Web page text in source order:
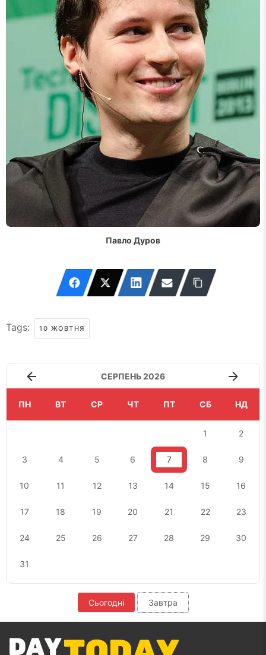
Павло Дуров
Tags: 10 ЖОВТНЯ
СЕРПЕНЬ 2026
ПН ВТ СР ЧТ ПТ СБ НД
1 2
3 4 5 6 7 8 9
10 11 12 13 14 15 16
17 18 19 20 21 22 23
24 25 26 27 28 29 30
31
Сьогодні Завтра